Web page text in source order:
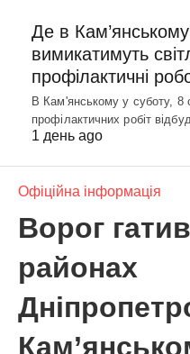
Де в
вимикатимуть
профілактичні
В Кам'янському у суботу, 8
профілактичних робіт
1 день ago